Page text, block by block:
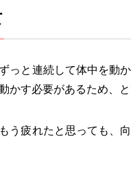
っと連続して体中を動
かす必要があるため、
う疲れたと思っても、